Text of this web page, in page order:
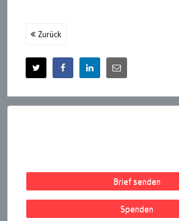
Zurück
Brief senden
Spenden